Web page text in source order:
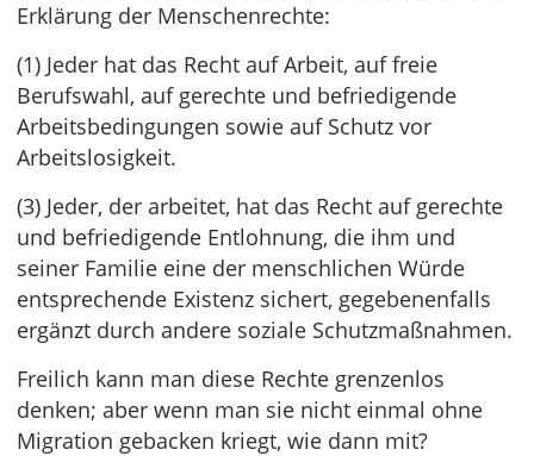
Erklärung der Menschenrechte:
(1) Jeder hat das Recht auf Arbeit, auf freie
Berufswahl, auf gerechte und befriedigende
Arbeitsbedingungen sowie auf Schutz vor
Arbeitslosigkeit.
(3) Jeder, der arbeitet, hat das Recht auf gerechte
und befriedigende Entlohnung, die ihm und
seiner Familie eine der menschlichen Würde
entsprechende Existenz sichert, gegebenenfalls
ergänzt durch andere soziale Schutzmaßnahmen.
Freilich kann man diese Rechte grenzenlos
denken; aber wenn man sie nicht einmal ohne
Migration gebacken kriegt, wie dann mit?